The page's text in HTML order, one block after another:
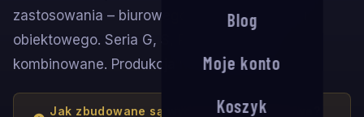
Blog
Moje konto
Koszyk
zastosowania – biurowego, przemysłowego i
obiektowego. Seria G, S, R oraz systemy
kombinowane. Produkcja na zamówienie.
Jak zbudowane są wycieraczki aluminiowe?